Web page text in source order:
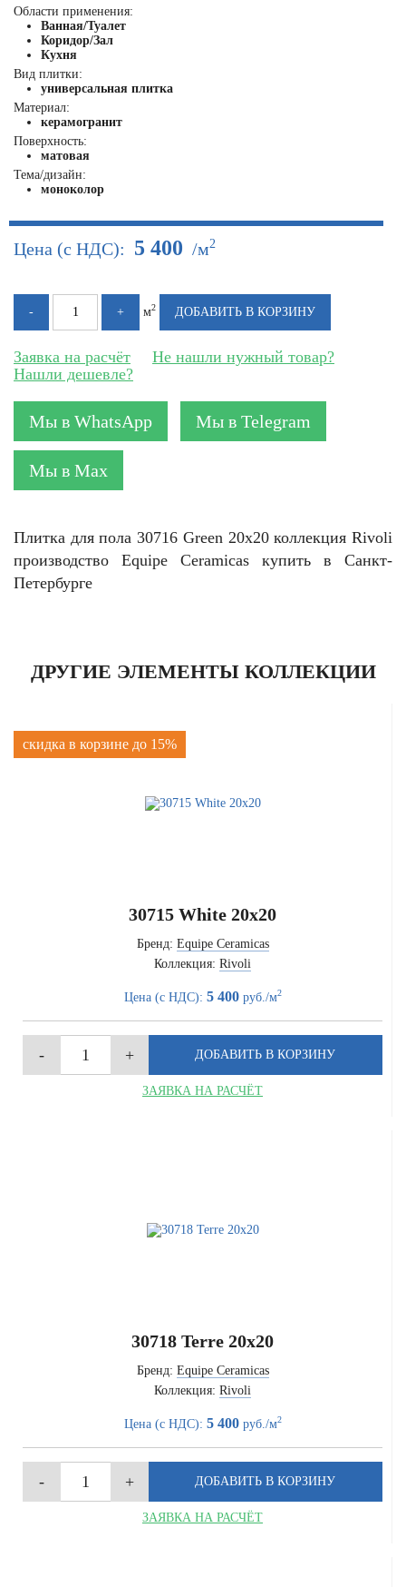
Области применения:
Ванная/Туалет
Коридор/Зал
Кухня
Вид плитки:
универсальная плитка
Материал:
керамогранит
Поверхность:
матовая
Тема/дизайн:
моноколор
Цена (с НДС): 5 400 /м2
м2
Заявка на расчёт
Не нашли нужный товар?
Нашли дешевле?
Мы в WhatsApp Мы в Telegram
Мы в Max
Плитка для пола 30716 Green 20x20 коллекция Rivoli
производство Equipe Ceramicas купить в Санкт-
Петербурге
ДРУГИЕ ЭЛЕМЕНТЫ КОЛЛЕКЦИИ
скидка в корзине до 15%
30715 White 20x20
Бренд: Equipe Ceramicas
Коллекция: Rivoli
Цена (с НДС): 5 400руб./м2
ЗАЯВКА НА РАСЧЁТ
30718 Terre 20x20
Бренд: Equipe Ceramicas
Коллекция: Rivoli
Цена (с НДС): 5 400руб./м2
ЗАЯВКА НА РАСЧЁТ